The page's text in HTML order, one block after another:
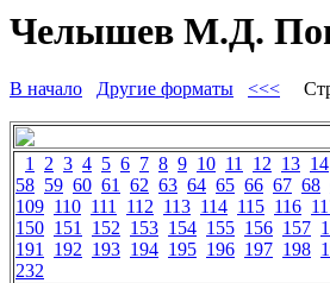
Челышев М.Д.
В начало Другие форматы <<<
1 2 3 4 5 6 7 8 9 10 11 12 13 14
58 59 60 61 62 63 64 65 66 67 68
109 110 111 112 113 114 115 116
150 151 152 153 154 155 156 157
191 192 193 194 195 196 197 198
232